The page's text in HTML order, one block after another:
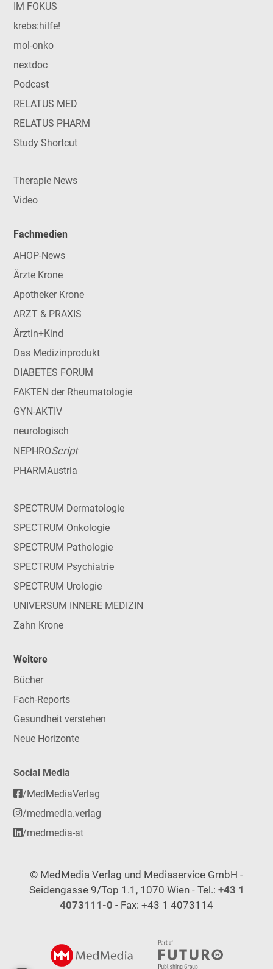
IM FOKUS
krebs:hilfe!
mol-onko
nextdoc
Podcast
RELATUS MED
RELATUS PHARM
Study Shortcut
Therapie News
Video
Fachmedien
AHOP-News
Ärzte Krone
Apotheker Krone
ARZT & PRAXIS
Ärztin+Kind
Das Medizinprodukt
DIABETES FORUM
FAKTEN der Rheumatologie
GYN-AKTIV
neurologisch
NEPHROScript
PHARMAustria
SPECTRUM Dermatologie
SPECTRUM Onkologie
SPECTRUM Pathologie
SPECTRUM Psychiatrie
SPECTRUM Urologie
UNIVERSUM INNERE MEDIZIN
Zahn Krone
Weitere
Bücher
Fach-Reports
Gesundheit verstehen
Neue Horizonte
Social Media
/MedMediaVerlag
/medmedia.verlag
/medmedia-at
© MedMedia Verlag und Mediaservice GmbH -
Seidengasse 9/Top 1.1, 1070 Wien - Tel.: +43 1
4073111-0 - Fax: +43 1 4073114